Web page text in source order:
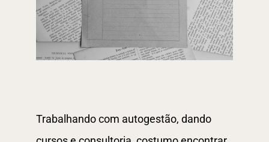
Trabalhando com autogestão, dando